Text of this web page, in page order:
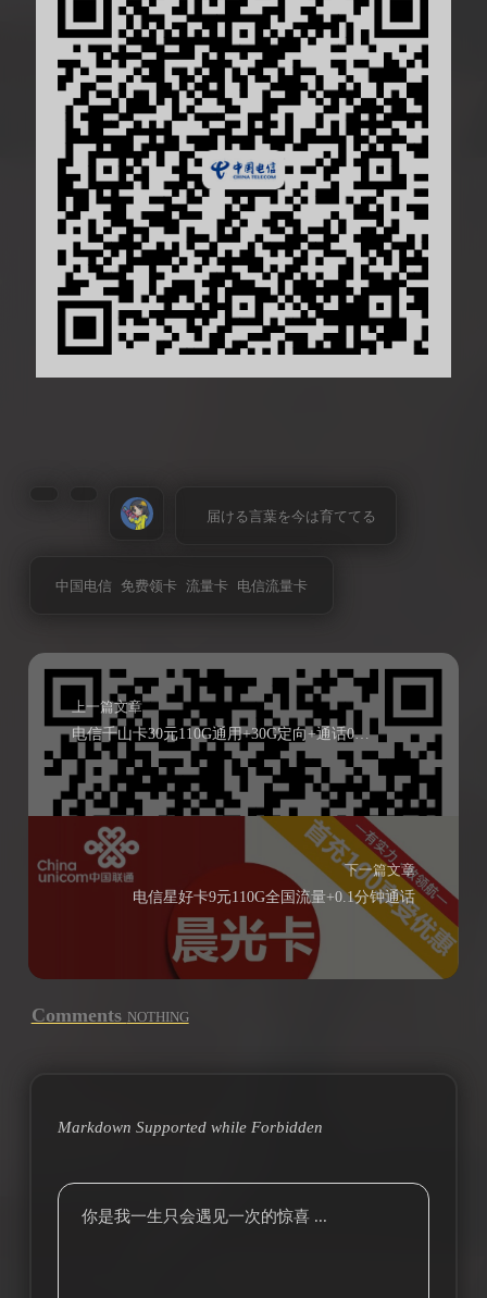
届ける言葉を今は育ててる
中国电信 免费领卡 流量卡 电信流量卡
上一篇文章
电信千山卡30元110G通用+30G定向+通话0.1元/分钟
下一篇文章
电信星好卡9元110G全国流量+0.1分钟通话
Comments NOTHING
Markdown Supported while Forbidden
你是我一生只会遇见一次的惊喜 ...